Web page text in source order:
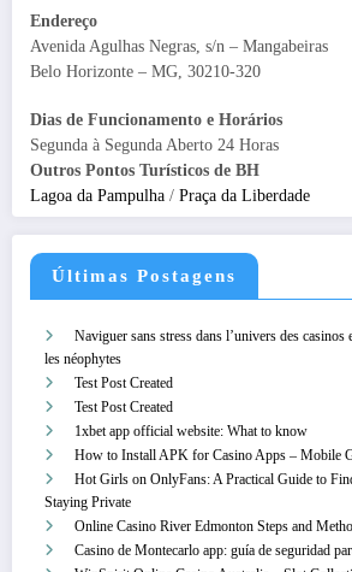
Endereço
Avenida Agulhas Negras, s/n – Mangabeiras
Belo Horizonte – MG, 30210-320
Dias de Funcionamento e Horários
Segunda à Segunda Aberto 24 Horas
Outros Pontos Turísticos de BH
Lagoa da Pampulha / Praça da Liberdade
Últimas Postagens
Naviguer sans stress dans l’univers des
les néophytes
Test Post Created
Test Post Created
1xbet app official website: What to know
How to Install APK for Casino Apps – Mobile
Hot Girls on OnlyFans: A Practical Guide to
Staying Private
Online Casino River Edmonton Steps and
Casino de Montecarlo app: guía de seguridad